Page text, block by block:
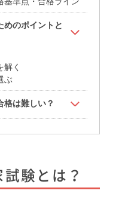
めのポイントと
く
ぶ
格は難しい？
験とは？